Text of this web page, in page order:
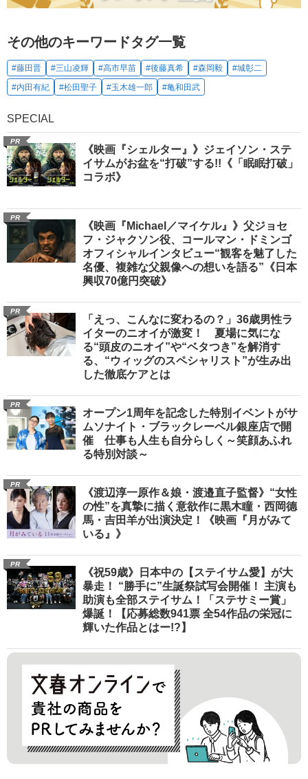
その他のキーワードタグ一覧
#藤田晋 #三山凌輝 #高市早苗 #後藤真希 #森岡毅
#城彰二
#内田有紀
#松田聖子 #玉木雄一郎 #亀和田武
SPECIAL
PR
《映画『シェルター』》ジェイソン・ステ
イサムがお盆を“打破”する!!《「眠眠打破」
コラボ》
PR
《映画『Michael／マイケル』》父ジョセ
フ・ジャクソン役、コールマン・ドミンゴ
オフィシャルインタビュー“観客を魅了した
名優、複雑な父親像への想いを語る”《日本
興収70億円突破》
PR
「えっ、こんなに変わるの？」36歳男性ラ
イターのニオイが激変！ 夏場に気にな
る“頭皮のニオイ”や“ベタつき”を解消す
る、“ウィッグのスペシャリスト”が生み出
した徹底ケアとは
PR
オープン1周年を記念した特別イベントがサ
ムソナイト・ブラックレーベル銀座店で開
催 仕事も人生も自分らしく～笑顔あふれ
る特別対談～
PR
《渡辺淳一原作＆娘・渡邉直子監督》“女性
の性”を真摯に描く意欲作に黒木瞳・西岡德
馬・吉田羊が出演決定！《映画『月がみて
いる』》
PR
《祝59歳》日本中の【ステイサム愛】が大
暴走！ “勝手に”生誕祭試写会開催！ 主演も
助演も全部ステイサム！「ステサミー賞」
爆誕！【応募総数941票 全54作品の栄冠に
輝いた作品とはー!?】